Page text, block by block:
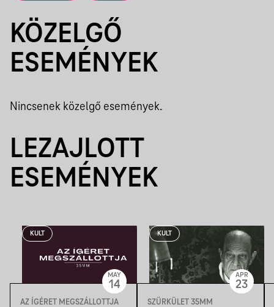
KÖZELGŐ
ESEMÉNYEK
Nincsenek közelgő események.
LEZAJLOTT
ESEMÉNYEK
KULT
AZ ÍGÉRET MEGSZÁLLOTTJA
MAY
14
KULT
SZÜRKÜLET 35MM
APR
23